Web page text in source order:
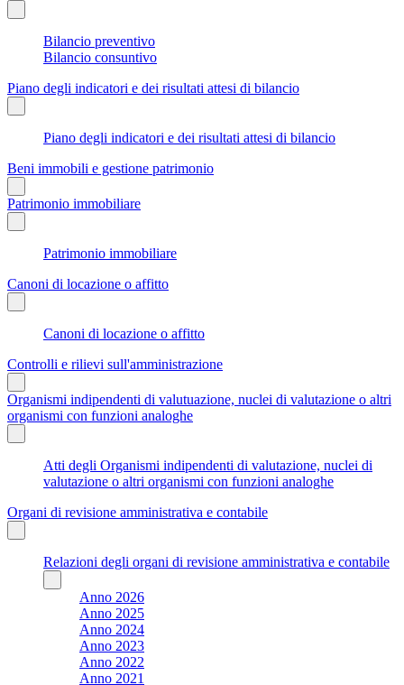
Bilancio preventivo
Bilancio consuntivo
Piano degli indicatori e dei risultati attesi di bilancio
Piano degli indicatori e dei risultati attesi di bilancio
Beni immobili e gestione patrimonio
Patrimonio immobiliare
Patrimonio immobiliare
Canoni di locazione o affitto
Canoni di locazione o affitto
Controlli e rilievi sull'amministrazione
Organismi indipendenti di valutuazione, nuclei di valutazione o altri
organismi con funzioni analoghe
Atti degli Organismi indipendenti di valutazione, nuclei di
valutazione o altri organismi con funzioni analoghe
Organi di revisione amministrativa e contabile
Relazioni degli organi di revisione amministrativa e contabile
Anno 2026
Anno 2025
Anno 2024
Anno 2023
Anno 2022
Anno 2021